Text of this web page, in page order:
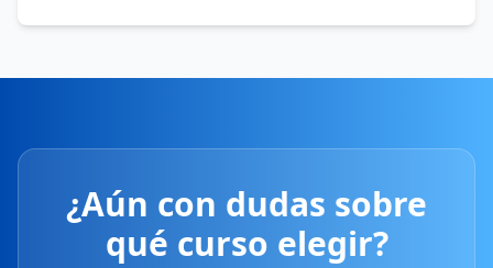
¿Aún con dudas sobre
qué curso elegir?